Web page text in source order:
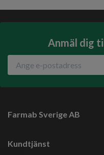
Anmäl dig
Farmab Sverige AB
Kundtjänst